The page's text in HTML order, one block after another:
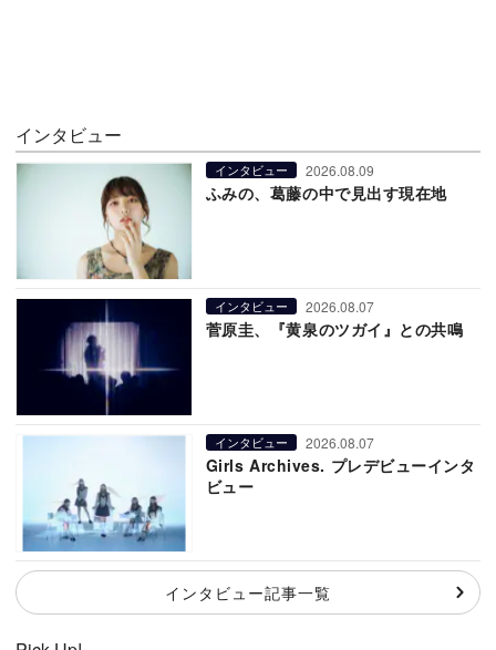
インタビュー
インタビュー 2026.08.09
ふみの、葛藤の中で見出す現在地
インタビュー 2026.08.07
菅原圭、『黄泉のツガイ』との共鳴
インタビュー 2026.08.07
Girls Archives. プレデビューインタ
ビュー
インタビュー記事一覧